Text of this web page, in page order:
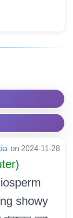
on 2024-11-28
showy